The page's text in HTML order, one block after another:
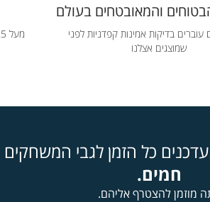
והמאובטחים בעולם
בדיקות אמינות קפדניות לפני
שמוצגים אצלנו
כל הזמן לגבי המשחקים
חמים.
מוזמן להצטרף אליהם.